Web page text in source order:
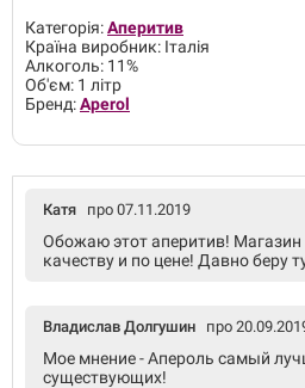
Категорія:Аперитив
Країна виробник: Італія
Алкоголь: 11%
Об'єм: 1 літр
Бренд:Aperol
Катя про 07.11.2019
Обожаю этот аперитив! Магазин
качеству и по цене! Давно беру
Владислав Долгушин про
Мое мнение - Апероль самый
существующих!